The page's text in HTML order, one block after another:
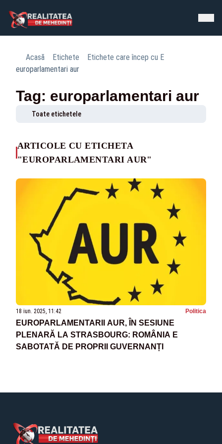
Acasă Etichete
Etichete care încep cu E
europarlamentari aur
Tag: europarlamentari aur
Toate etichetele
ARTICOLE CU ETICHETA
"EUROPARLAMENTARI AUR"
18 iun. 2025, 11:42 Politica
EUROPARLAMENTARII AUR, ÎN SESIUNE
PLENARĂ LA STRASBOURG: ROMÂNIA E
SABOTATĂ DE PROPRII GUVERNANȚI